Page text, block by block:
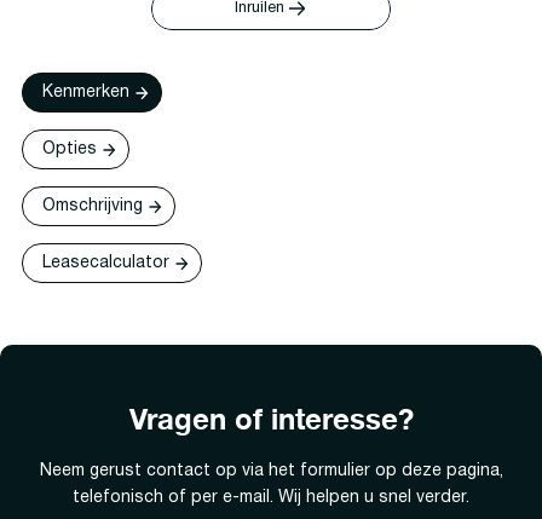
Inruilen
Kenmerken
Opties
Omschrijving
Leasecalculator
Vragen of interesse?
Neem gerust contact op via het formulier op deze pagina,
telefonisch of per e-mail. Wij helpen u snel verder.